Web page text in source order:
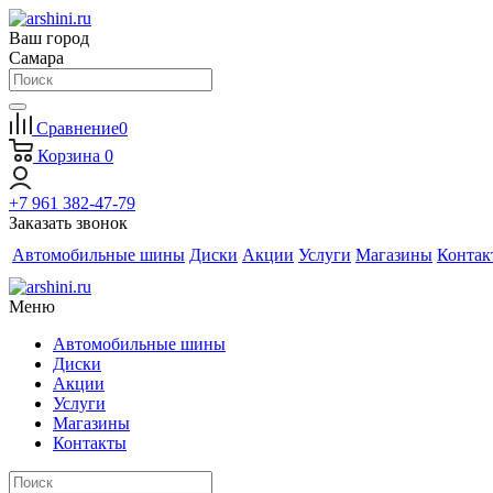
Ваш город
Самара
Сравнение0
Корзина 0
+7 961 382-47-79
Заказать звонок
Автомобильные шины Диски Акции Услуги Магазины
Меню
Автомобильные шины
Диски
Акции
Услуги
Магазины
Контакты